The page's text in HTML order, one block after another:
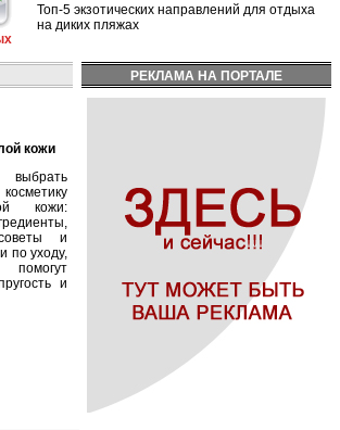
Топ-5 экзотических направлений для отдыха
на диких пляжах
кожи
кожи:
и
по уходу,
и
РЕКЛАМА НА ПОРТАЛЕ